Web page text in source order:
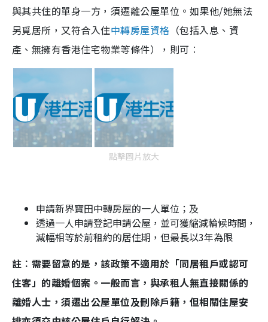
與其共住的單身一方，須遷離公屋單位。如果他/她無法
另覓居所，又符合入住中轉房屋資格 （包括入息、資
產、無擁有香港住宅物業等條件），則可︰
點擊圖片放大
申請新界寶田中轉房屋的一人單位；及
透過一人申請登記申請公屋，並可獲縮減輪候時間，
減幅相等於前租約的居住期，但最長以3年為限
註︰需要留意的是，該政策不適用於「同居租戶或認可
住客」的離婚個案。一般而言，與承租人無直接關係的
離婚人士，須遷出公屋單位及刪除戶籍，但相關住屋安